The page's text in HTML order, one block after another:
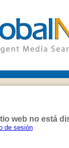
web no está
de sesión